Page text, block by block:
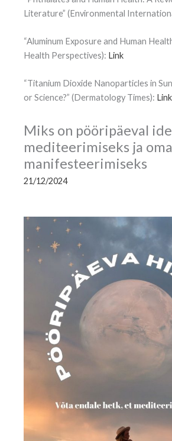
Literature” (Environmental
“Aluminum Exposure and Human
Health Perspectives): Link
“Titanium Dioxide Nanoparticles in
or Science?” (Dermatology Times): Link
Miks on pööripäeval
mediteerimiseks ja
manifesteerimiseks
21/12/2024